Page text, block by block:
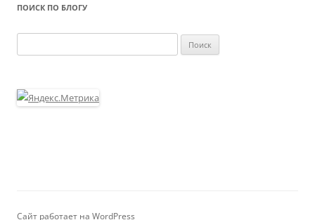
ПОИСК ПО БЛОГУ
Сайт работает на WordPress